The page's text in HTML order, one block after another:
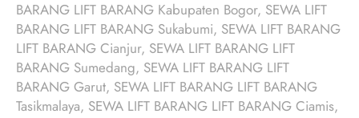
BARANG LIFT BARANG Kabupaten Bogor, SEWA LIFT
BARANG LIFT BARANG Sukabumi, SEWA LIFT BARANG
LIFT BARANG Cianjur, SEWA LIFT BARANG LIFT
BARANG Sumedang, SEWA LIFT BARANG LIFT
BARANG Garut, SEWA LIFT BARANG LIFT BARANG
Tasikmalaya, SEWA LIFT BARANG LIFT BARANG Ciamis,